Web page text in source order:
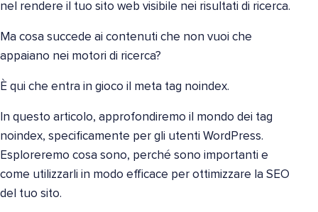
nel rendere il tuo sito web visibile nei risultati di ricerca.
Ma cosa succede ai contenuti che non vuoi che
appaiano nei motori di ricerca?
È qui che entra in gioco il meta tag noindex.
In questo articolo, approfondiremo il mondo dei tag
noindex, specificamente per gli utenti WordPress.
Esploreremo cosa sono, perché sono importanti e
come utilizzarli in modo efficace per ottimizzare la SEO
del tuo sito.